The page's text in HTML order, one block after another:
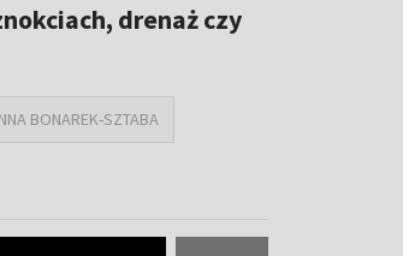
drenaż czy
BONAREK-SZTABA